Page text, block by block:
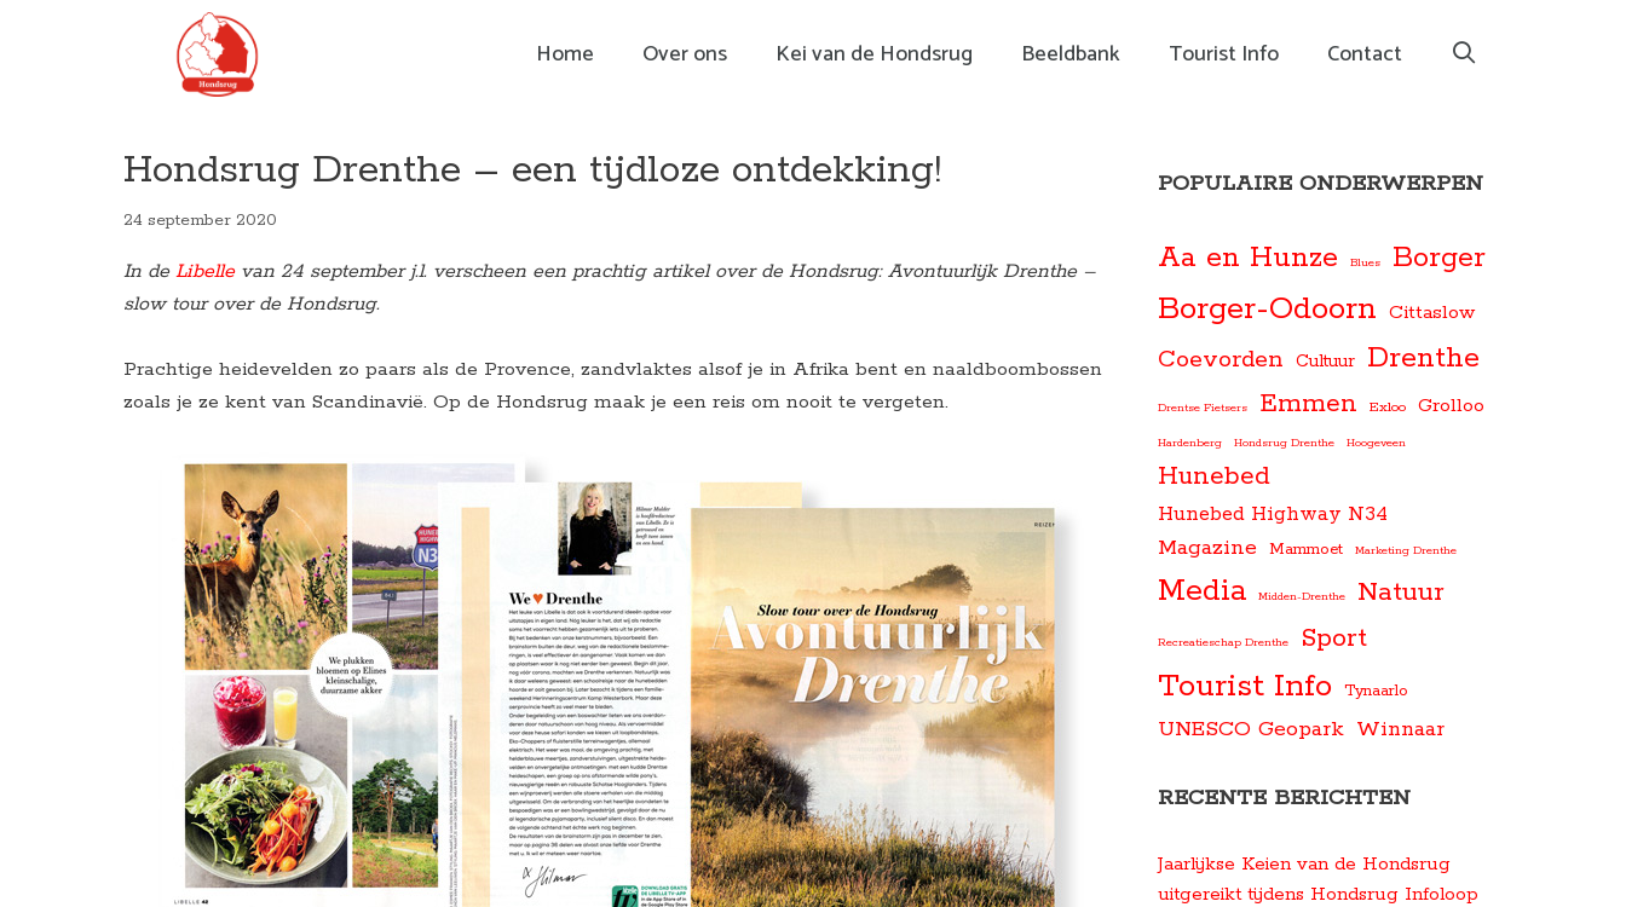
Home Over ons Kei van de Hondsrug Beeldbank Tourist Info Contact
Hondsrug Drenthe – een tijdloze ontdekking!
24 september 2020
In deLibellevan 24 september j.l. verscheen een prachtig artikel over de Hondsrug: Avontuurlijk Drenthe –
slow tour over de Hondsrug.
Prachtige heidevelden zo paars als de Provence, zandvlaktes alsof je in Afrika bent en naaldboombossen
zoals je ze kent van Scandinavië. Op de Hondsrug maak je een reis om nooit te vergeten.
POPULAIRE ONDERWERPEN
Aa en Hunze Blues Borger
Borger-Odoorn Cittaslow
Coevorden Cultuur Drenthe
Drentse Fietsers Emmen Exloo Grolloo
Hardenberg Hondsrug Drenthe Hoogeveen
Hunebed
Hunebed Highway N34
Magazine Mammoet Marketing Drenthe
Media Midden-Drenthe Natuur
Recreatieschap Drenthe Sport
Tourist Info Tynaarlo
UNESCO Geopark Winnaar
RECENTE BERICHTEN
Jaarlijkse Keien van de Hondsrug
uitgereikt tijdens Hondsrug Infoloop